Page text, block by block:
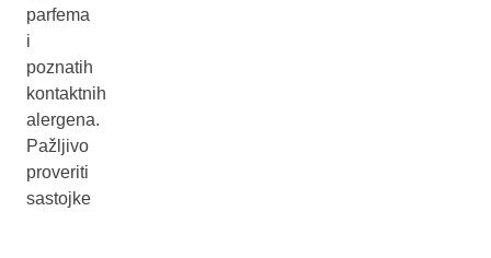
parfema
i
poznatih
kontaktnih
alergena.
Pažljivo
proveriti
sastojke